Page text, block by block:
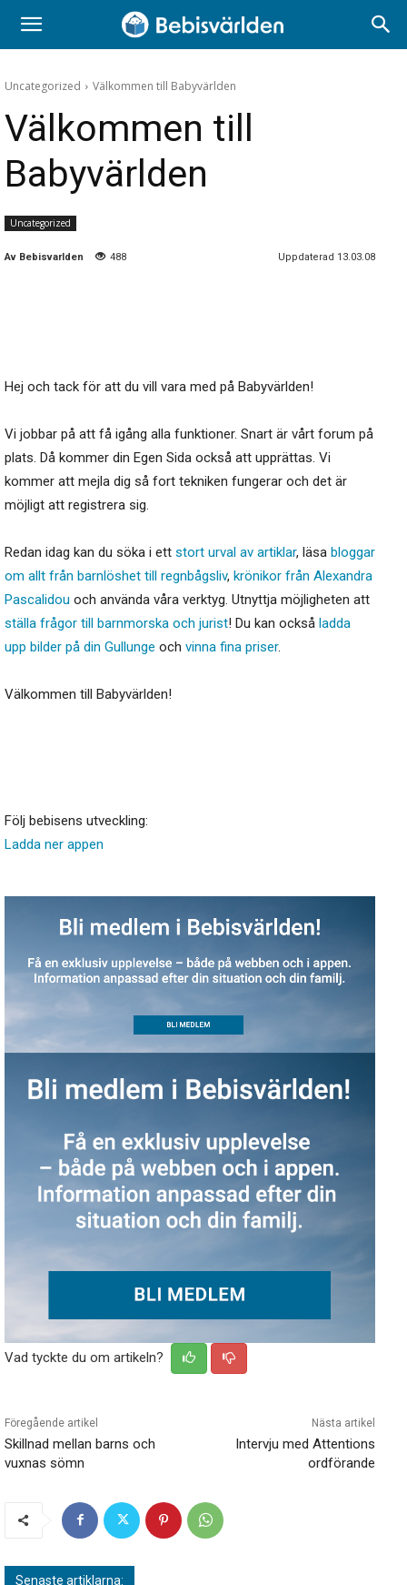
Uncategorized Välkommen till Babyvärlden
Välkommen till
Babyvärlden
Uncategorized
Av Bebisvarlden 488 Uppdaterad 13.03.08
Hej och tack för att du vill vara med på Babyvärlden!
Vi jobbar på att få igång alla funktioner. Snart är vårt forum på
plats. Då kommer din Egen Sida också att upprättas. Vi
kommer att mejla dig så fort tekniken fungerar och det är
möjligt att registrera sig.
Redan idag kan du söka i ett stort urval av artiklar, läsa bloggar
om allt från barnlöshet till regnbågsliv, krönikor från Alexandra
Pascalidou och använda våra verktyg. Utnyttja möjligheten att
ställa frågor till barnmorska och jurist! Du kan också ladda
upp bilder på din Gullunge och vinna fina priser.
Välkommen till Babyvärlden!
Följ bebisens utveckling:
Ladda ner appen
Vad tyckte du om artikeln?
Föregående artikel
Skillnad mellan barns och
vuxnas sömn
Nästa artikel
Intervju med Attentions
ordförande
Senaste artiklarna: